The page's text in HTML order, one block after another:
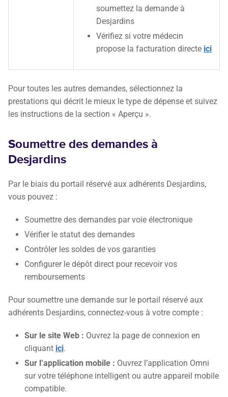
soumettez la demande à
Desjardins
Vérifiez si votre médecin
propose la facturation directe ici
Pour toutes les autres demandes, sélectionnez la
prestations qui décrit le mieux le type de dépense et suivez
les instructions de la section « Aperçu ».
Soumettre des demandes à
Desjardins
Par le biais du portail réservé aux adhérents Desjardins,
vous pouvez :
Soumettre des demandes par voie électronique
Vérifier le statut des demandes
Contrôler les soldes de vos garanties
Configurer le dépôt direct pour recevoir vos
remboursements
Pour soumettre une demande sur le portail réservé aux
adhérents Desjardins, connectez-vous à votre compte :
Sur le site Web : Ouvrez la page de connexion en
cliquant ici.
Sur l’application mobile : Ouvrez l’application Omni
sur votre téléphone intelligent ou autre appareil mobile
compatible.